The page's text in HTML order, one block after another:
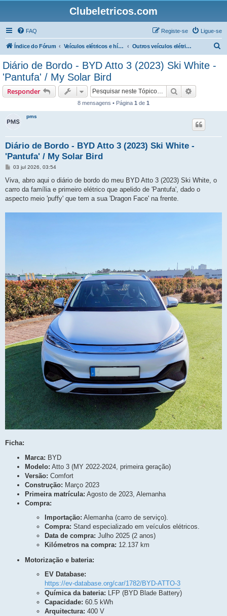
Clubeletricos.com
FAQ Ligue-se
Registe-se
Índice do Fórum Veículos elétricos e híbridos plug-in Outros veículos elétricos e híbridos Plug-In
Diário de Bordo - BYD Atto 3 (2023) Ski White -
'Pantufa' / My Solar Bird
Responder Pesquisar
8 mensagens • Página 1 de 1
pms
Diário de Bordo - BYD Atto 3 (2023) Ski White -
'Pantufa' / My Solar Bird
M
n
a
g
e
03 jul 2026, 03:54
Viva, abro aqui o diário de bordo do meu BYD Atto 3 (2023) Ski White, o
carro da família e primeiro elétrico que apelido de 'Pantufa', dado o
aspecto meio 'puffy' que tem a sua 'Dragon Face' na frente.
Ficha:
Marca: BYD
Modelo: Atto 3 (MY 2022-2024, primeira geração)
Versão: Comfort
Construção: Março 2023
Primeira matrícula: Agosto de 2023, Alemanha
Compra:
Importação: Alemanha (carro de serviço).
Compra: Stand especializado em veículos elétricos.
Data de compra: Julho 2025 (2 anos)
Kilómetros na compra: 12.137 km
Motorização e bateria:
EV Database:
https://ev-database.org/car/1782/BYD-ATTO-3
Química da bateria: LFP (BYD Blade Battery)
Capacidade: 60.5 kWh
Arquitectura: 400 V